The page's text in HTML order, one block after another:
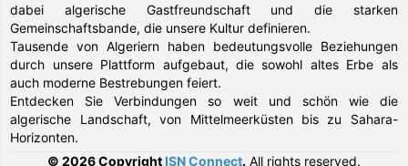
dabei algerische Gastfreundschaft und die starken
Gemeinschaftsbande, die unsere Kultur definieren.
Tausende von Algeriern haben bedeutungsvolle Beziehungen
durch unsere Plattform aufgebaut, die sowohl altes Erbe als
auch moderne Bestrebungen feiert.
Entdecken Sie Verbindungen so weit und schön wie die
algerische Landschaft, von Mittelmeerküsten bis zu Sahara-
Horizonten.
© 2026 Copyright ISN Connect. All rights reserved.